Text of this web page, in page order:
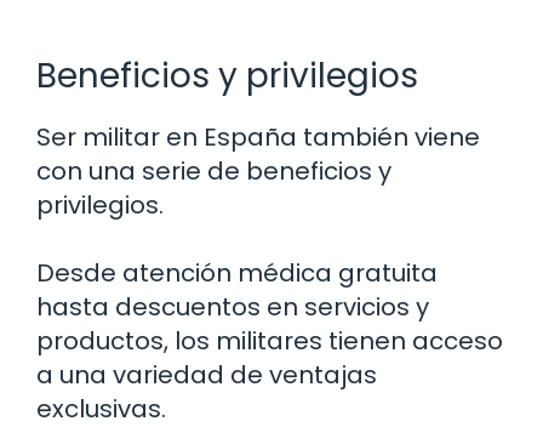
Beneficios y privilegios
Ser militar en España también viene
con una serie de beneficios y
privilegios.
Desde atención médica gratuita
hasta descuentos en servicios y
productos, los militares tienen acceso
a una variedad de ventajas
exclusivas.